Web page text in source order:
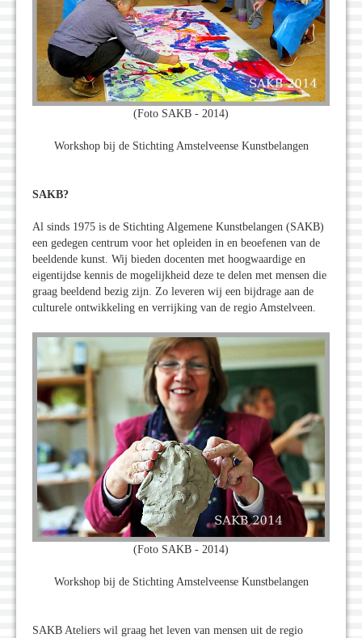
(Foto SAKB - 2014)
Workshop bij de Stichting Amstelveense Kunstbelangen
SAKB?
Al sinds 1975 is de Stichting Algemene Kunstbelangen (SAKB)
een gedegen centrum voor het opleiden in en beoefenen van de
beeldende kunst. Wij bieden docenten met hoogwaardige en
eigentijdse kennis de mogelijkheid deze te delen met mensen die
graag beeldend bezig zijn. Zo leveren wij een bijdrage aan de
culturele ontwikkeling en verrijking van de regio Amstelveen.
(Foto SAKB - 2014)
Workshop bij de Stichting Amstelveense Kunstbelangen
SAKB Ateliers wil graag het leven van mensen uit de regio